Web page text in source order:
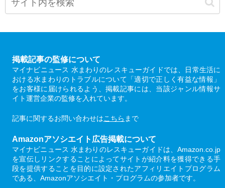
掲載記事の監修について
マイナビニュース 水まわりのレスキューガイドでは、日常生活に
おける水まわりのトラブルについて「適切で正しく有益な情報」
をお客様に届けられるよう、掲載記事には、当該ジャンル情報サ
イト運営企業の監修を入れています。
記事に関するお問い合わせはこちら まで
Amazonアソシエイト広告掲載について
マイナビニュース 水まわりのレスキューガイドは、Amazon.co.jp
を宣伝しリンクすることによってサイトが紹介料を獲得できる手
段を提供することを目的に設定されたアフィリエイトプログラム
である、Amazonアソシエイト・プログラムの参加者です。